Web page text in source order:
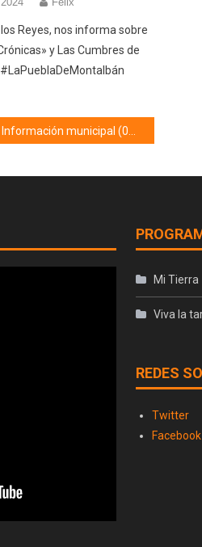
Reyes, nos informa sobre
y Las Cumbres de
Mi Tierra
Viva la
REDES
Twitter
Facebook